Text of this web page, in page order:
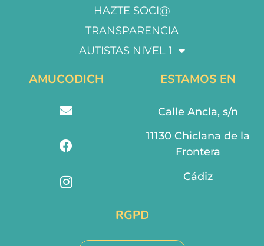
HAZTE SOCI@
TRANSPARENCIA
AUTISTAS NIVEL 1
AMUCODICH ESTAMOS EN
Calle Ancla, s/n
11130 Chiclana de la
Frontera
Cádiz
RGPD